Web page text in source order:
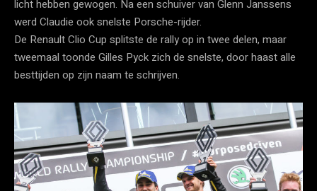
licht hebben gewogen. Na een schuiver van Glenn Janssens
werd Claudie ook snelste Porsche-rijder.
De Renault Clio Cup splitste de rally op in twee delen, maar
tweemaal toonde Gilles Pyck zich de snelste, door haast alle
besttijden op zijn naam te schrijven.